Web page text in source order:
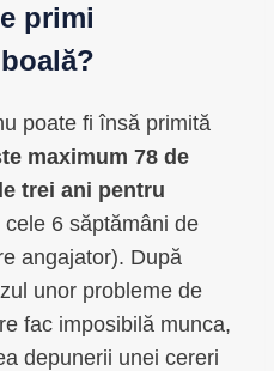
primi
poate fi însă primită
maximum 78 de
trei ani pentru
cele 6 săptămâni de
angajator). După
unor probleme de
fac imposibilă munca,
depunerii unei cereri